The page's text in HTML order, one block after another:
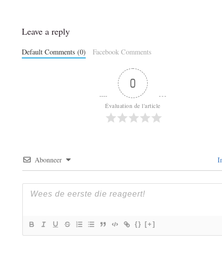
Leave a reply
Default Comments (0) Facebook Comments
0
Évaluation de l'article
Abonneer
{} [+]